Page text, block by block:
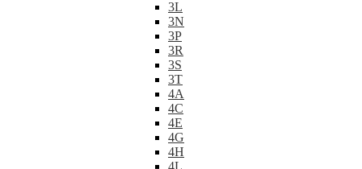
3L
3N
3P
3R
3S
3T
4A
4C
4E
4G
4H